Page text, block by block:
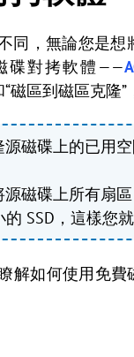
同，無論您是想
碟對拷軟體——
磁區到磁區克隆
源磁碟上的已用
源磁碟上所有扇
SSD，這樣您
解如何使用免費